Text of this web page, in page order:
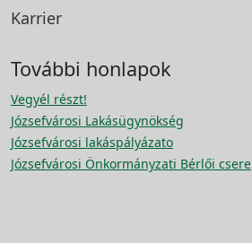
Karrier
További honlapok
Vegyél részt!
Józsefvárosi Lakásügynökség
Józsefvárosi lakáspályázato
Józsefvárosi Önkormányzati Bérlői csere